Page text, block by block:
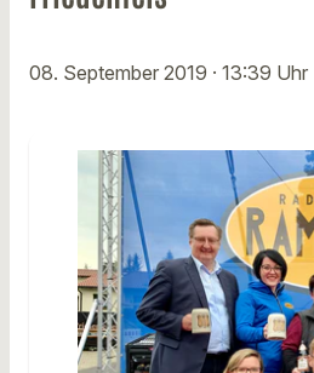
08. September 2019 · 13:39 Uhr